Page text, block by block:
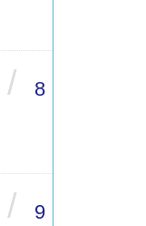
/ 8
/ 9